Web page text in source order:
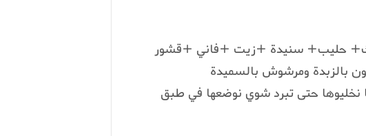
حليب+ سنيدة +زيت +فاني +قشور
بالزبدة ومرشوش بالسميدة
حتى تبرد شوي نوضعها في طبق